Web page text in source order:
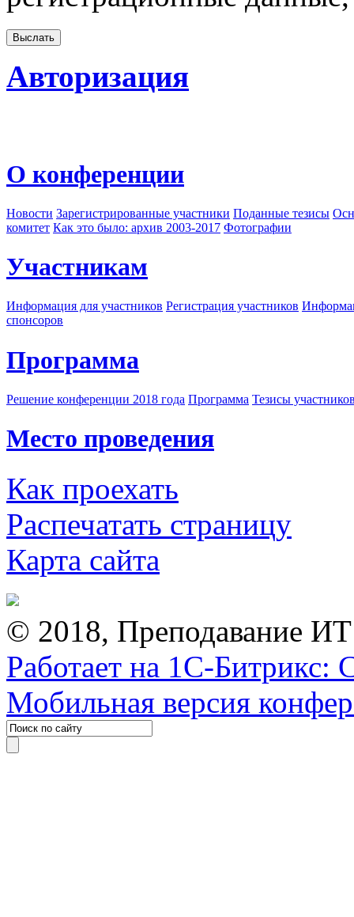
Авторизация
О конференции
Новости Зарегистрированные участники Поданные тезисы
комитет Как это было: архив 2003-2017 Фотографии
Участникам
Информация для участников Регистрация участников
спонсоров
Программа
Решение конференции 2018 года Программа Тезисы
Место проведения
Как проехать
Распечатать страницу
Карта сайта
© 2018, Преподавание
Работает на 1С-Битрикс:
Мобильная версия